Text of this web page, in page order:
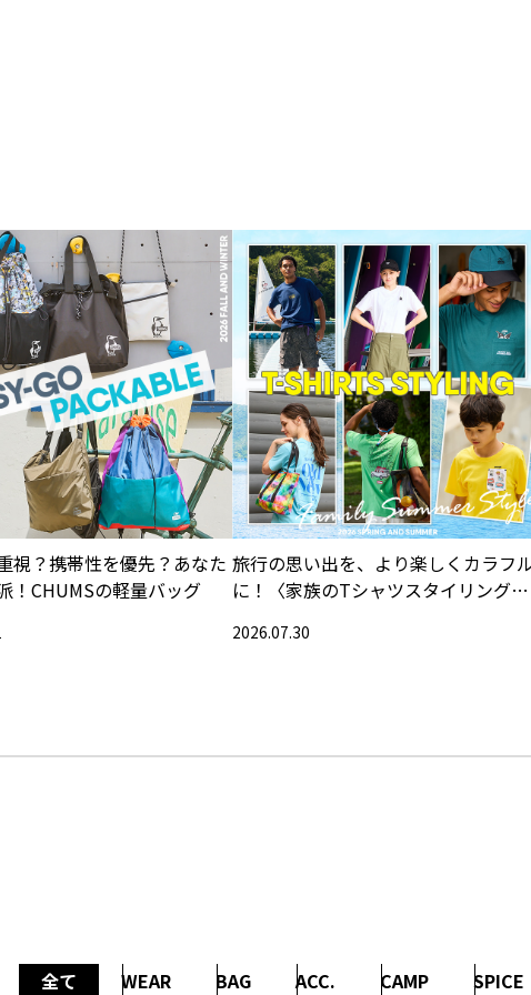
視？携帯性を優先？あなた
！CHUMSの軽量バッグ
旅行の思い出を、より楽しくカラフ
に！〈家族のTシャツスタイリング特
2026.07.30
全て WEAR BAG ACC. CAMP SPICE